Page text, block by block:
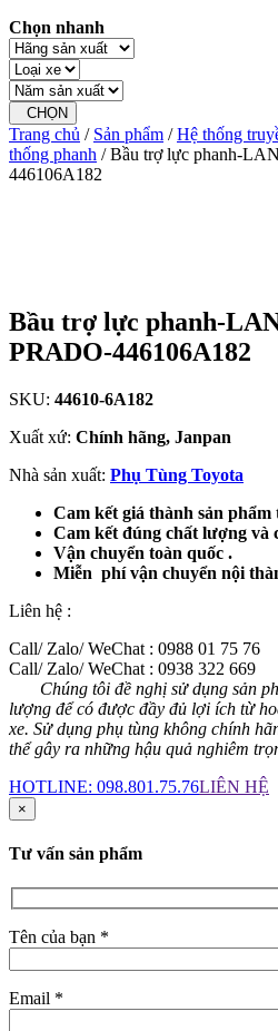
Chọn nhanh
CHỌN
Trang chủ / Sản phẩm /Hệ thống
thống phanh / Bầu trợ lực phanh-
446106A182
Bầu trợ lực phanh-
PRADO-446106A182
SKU: 44610-6A182
Xuất xứ: Chính hãng, Janpan
Nhà sản xuất: Phụ Tùng Toyota
Cam kết giá thành sản phẩm
Cam kết đúng chất lượng và
Vận chuyển toàn quốc .
Miễn phí vận chuyển nội
Liên hệ :
Call/ Zalo/ WeChat : 0988 01 75 76
Call/ Zalo/ WeChat : 0938 322 669
Chúng tôi đề nghị sử dụng sản
lượng để có được đầy đủ lợi ích từ
xe. Sử dụng phụ tùng không chính
thể gây ra những hậu quả nghiêm
HOTLINE: 098.801.75.76LIÊN HỆ
×
Tư vấn sản phẩm
Tên của bạn *
Email *